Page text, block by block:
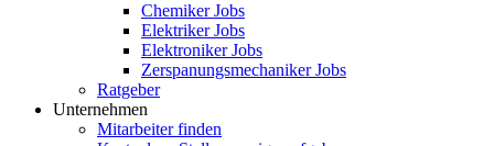
Chemiker Jobs
Elektriker Jobs
Elektroniker Jobs
Zerspanungsmechaniker Jobs
Ratgeber
Unternehmen
Mitarbeiter finden